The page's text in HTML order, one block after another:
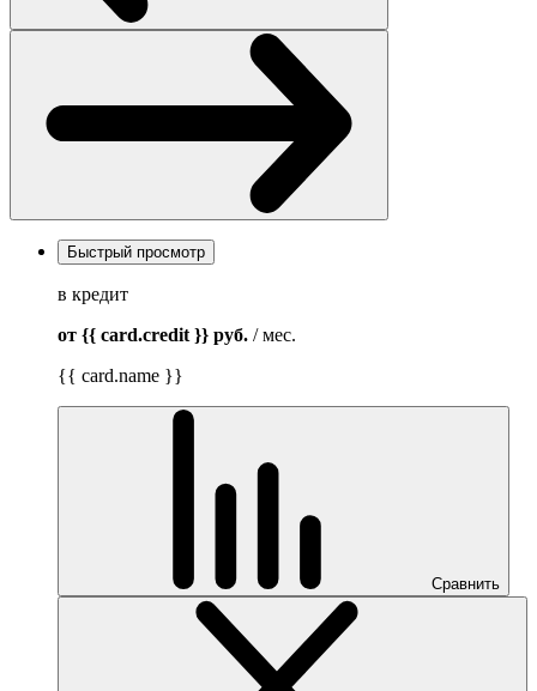
Быстрый просмотр
в кредит
от {{ card.credit }} руб. / мес.
{{ card.name }}
Сравнить